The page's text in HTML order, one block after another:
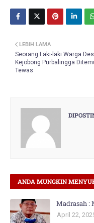
LEBIH LAMA
Seorang Laki-laki Warga
Kejobong Purbalingga
Tewas
ANDA MUNGKIN
Madrasah :
April 22,